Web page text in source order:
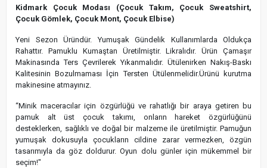
Kidmark Çocuk Modası (Çocuk Takım, Çocuk Sweatshirt,
Çocuk Gömlek, Çocuk Mont, Çocuk Elbise)
Yeni Sezon Üründür. Yumuşak Gündelik Kullanımlarda Oldukça
Rahattır. Pamuklu Kumaştan Üretilmiştir. Likralıdır. Ürün Çamaşır
Makinasında Ters Çevrilerek Yıkanmalıdır. Ütülenirken Nakış-Baskı
Kalitesinin Bozulmaması İçin Tersten Ütülenmelidir.Ürünü kurutma
makinesine atmayınız.
“Minik maceracılar için özgürlüğü ve rahatlığı bir araya getiren bu
pamuk alt üst çocuk takımı, onların hareket özgürlüğünü
desteklerken, sağlıklı ve doğal bir malzeme ile üretilmiştir. Pamuğun
yumuşak dokusuyla çocukların cildine zarar vermezken, özgün
tasarımıyla da göz doldurur. Oyun dolu günler için mükemmel bir
seçim!"